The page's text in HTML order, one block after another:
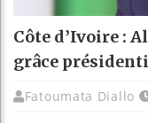
Côte d’Ivoire :
grâce
Fatoumata Diallo